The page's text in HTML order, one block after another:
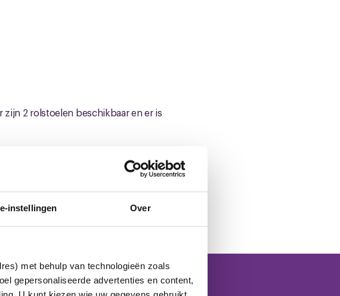
instellingen Over
met behulp van technologieën zoals
gepersonaliseerde advertenties en content,
zijn 2 rolstoelen beschikbaar en er is
stopt op de Stoofdijk in Klundert.